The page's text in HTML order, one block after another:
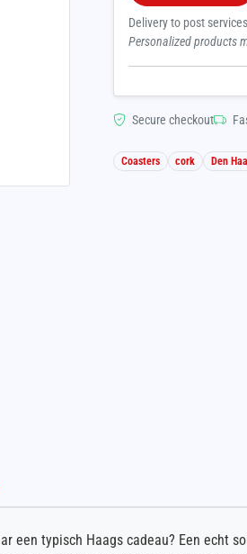
Delivery to post
Personalized products
Secure checkout
Coasters cork Den
een typisch Haags cadeau? Een echt